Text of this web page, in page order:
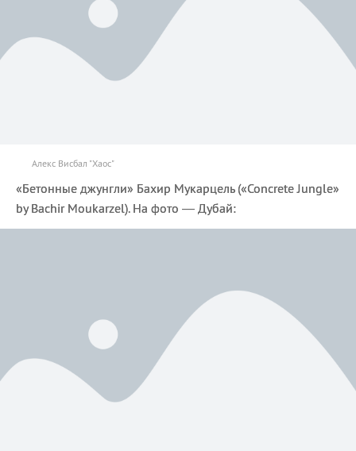
Алекс Висбал "Хаос"
«Бетонные джунгли» Бахир Мукарцель («Concrete Jungle»
by Bachir Moukarzel). На фото — Дубай: